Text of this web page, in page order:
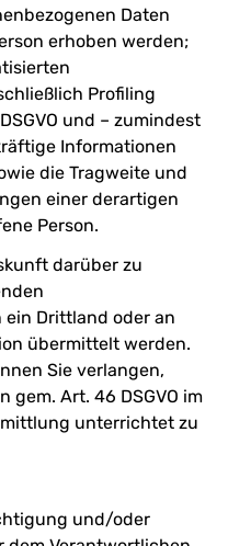
Daten
erhoben werden;
Profiling
und – zumindest
Informationen
die Tragweite und
einer derartigen
Person.
darüber zu
ein Drittland oder an
übermittelt werden.
Sie verlangen,
gem. Art. 46 DSGVO im
unterrichtet zu
und/oder